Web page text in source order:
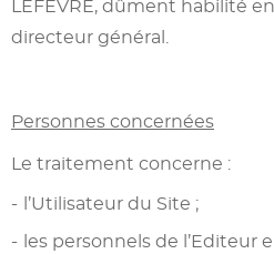
LEFEVRE, dûment habilité
directeur général.
Personnes concernées
Le traitement concerne :
l’Utilisateur du Site ;
les personnels de l’Editeur